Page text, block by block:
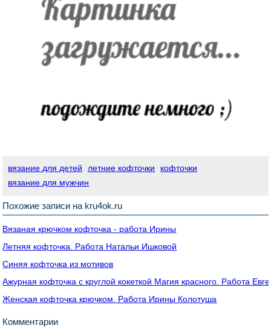
вязание для детей летние кофточки
кофточки
вязание для мужчин
Похожие записи на kru4ok.ru
Вязаная крючком кофточка - работа Ирины
Летняя кофточка. Работа Натальи Ишковой
Синяя кофточка из мотивов
Ажурная кофточка с круглой кокеткой Магия красного. Работа
Женская кофточка крючком. Работа Ирины Колотуша
Комментарии